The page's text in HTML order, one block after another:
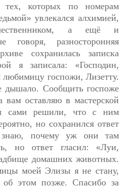
которых по номерам
увлекался алхимией,
а ещё и
говоря, разносторонняя
сохранилась записка
я записала: «Господин,
любимицу госпожи, Лизетту.
дышало. Сообщить госпоже
оставляю в мастерской
сами решили, что с ним
но сохранился ответ
знаю, почему уж они там
но ответ гласил: «Луи,
домашних животных.
моей Элизы я не стану,
этом позже. Спасибо за